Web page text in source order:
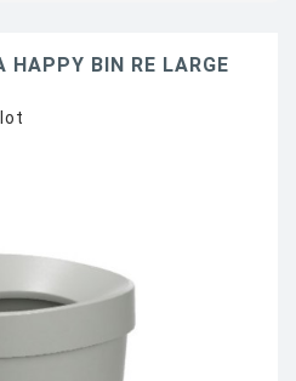
HAPPY BIN RE LARGE